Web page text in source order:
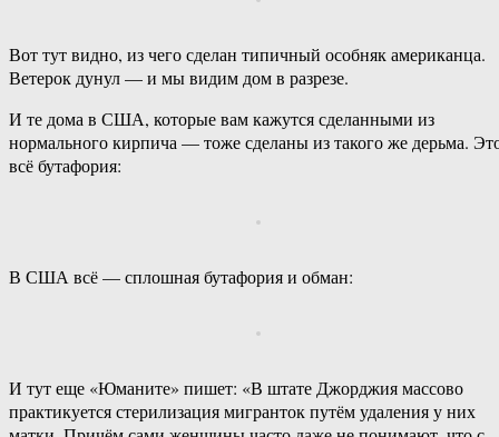
Вот тут видно, из чего сделан типичный особняк американца.
Ветерок дунул — и мы видим дом в разрезе.
И те дома в США, которые вам кажутся сделанными из
нормального кирпича — тоже сделаны из такого же дерьма.
всё бутафория:
В США всё — сплошная бутафория и обман:
И тут еще «Юманите» пишет: «В штате Джорджия массово
практикуется стерилизация мигранток путём удаления у них